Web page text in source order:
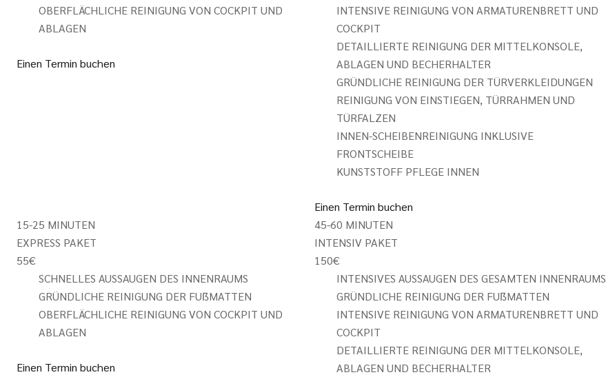
OBERFLÄCHLICHE REINIGUNG VON COCKPIT UND
ABLAGEN
Einen Termin buchen
INTENSIVE REINIGUNG VON ARMATURENBRETT UND
COCKPIT
DETAILLIERTE REINIGUNG DER MITTELKONSOLE,
ABLAGEN UND BECHERHALTER
GRÜNDLICHE REINIGUNG DER TÜRVERKLEIDUNGEN
REINIGUNG VON EINSTIEGEN, TÜRRAHMEN UND
TÜRFALZEN
INNEN-SCHEIBENREINIGUNG INKLUSIVE
FRONTSCHEIBE
KUNSTSTOFF PFLEGE INNEN
Einen Termin buchen
15-25 MINUTEN
EXPRESS PAKET
55€
SCHNELLES AUSSAUGEN DES INNENRAUMS
GRÜNDLICHE REINIGUNG DER FUẞMATTEN
OBERFLÄCHLICHE REINIGUNG VON COCKPIT UND
ABLAGEN
Einen Termin buchen
45-60 MINUTEN
INTENSIV PAKET
150€
INTENSIVES AUSSAUGEN DES GESAMTEN INNENRAUMS
GRÜNDLICHE REINIGUNG DER FUẞMATTEN
INTENSIVE REINIGUNG VON ARMATURENBRETT UND
COCKPIT
DETAILLIERTE REINIGUNG DER MITTELKONSOLE,
ABLAGEN UND BECHERHALTER